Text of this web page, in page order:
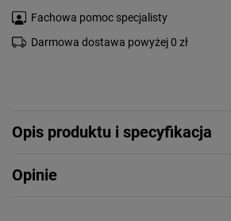
Fachowa pomoc specjalisty
Darmowa dostawa powyżej 0 zł
Opis produktu i specyfikacja
Opinie